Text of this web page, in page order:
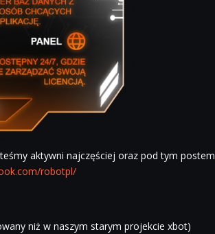
aktywni najczęściej oraz pod tym postem
robotpl/
niż w naszym starym projekcie xbot)